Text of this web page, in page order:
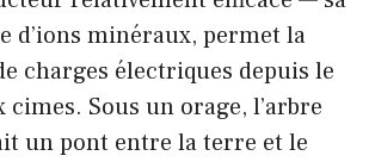
d’ions minéraux, permet la
charges électriques depuis le
cimes. Sous un orage, l’arbre
un pont entre la terre et le